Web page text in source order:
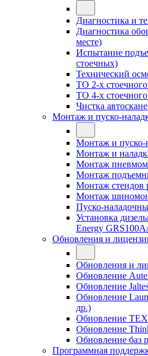
Диагностика и
Диагностика
месте)
Испытание
стоечных)
Технический
ТО 2-х
ТО 4-х
Чистка
Монтаж и пуско-
Монтаж и пуско-
Монтаж и
Монтаж
Монтаж
Монтаж стендов
Монтаж
Пуско-
Установка
Energy
Обновления и
Обновления и
Обновление
Обновление
Обновление
др.)
Обновление
Обновление
Обновление баз
Программная